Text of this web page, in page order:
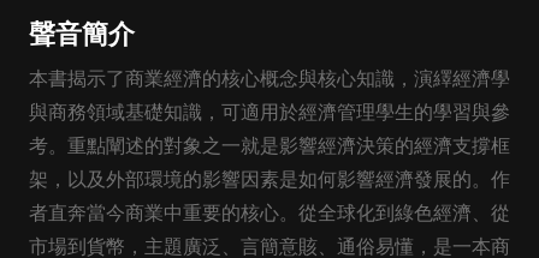
聲音簡介
本書揭示了商業經濟的核心概念與核心知識，演繹經濟學
與商務領域基礎知識，可適用於經濟管理學生的學習與參
考。重點闡述的對象之一就是影響經濟決策的經濟支撐框
架，以及外部環境的影響因素是如何影響經濟發展的。作
者直奔當今商業中重要的核心。從全球化到綠色經濟、從
市場到貨幣，主題廣泛、言簡意賅、通俗易懂，是一本商